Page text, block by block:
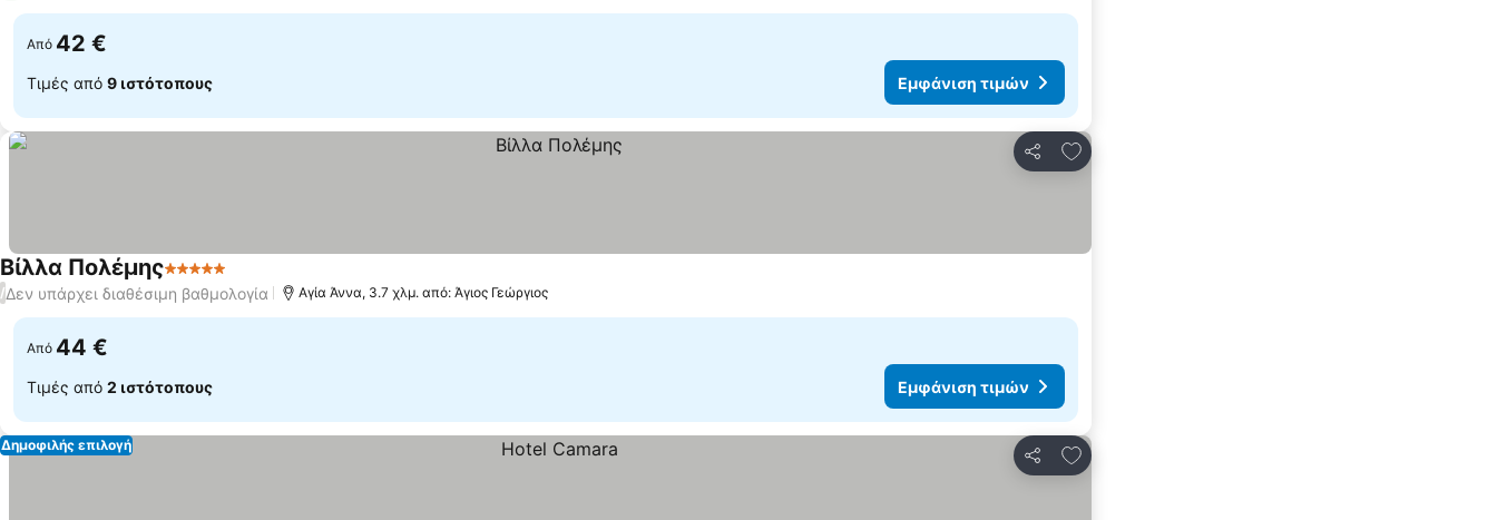
Από 42 €
Τιμές από 9 ιστότοπους Εμφάνιση τιμών
Κοινοποίηση
Προσθήκη στα αγαπημένα
Βίλλα Πολέμης5 Αστέρια
/Δεν υπάρχει διαθέσιμη βαθμολογία Αγία Άννα, 3.7 χλμ. από: Άγιος Γεώργιος
Από 44 €
Τιμές από 2 ιστότοπους Εμφάνιση τιμών
Κοινοποίηση
Προσθήκη στα αγαπημένα
Δημοφιλής επιλογή